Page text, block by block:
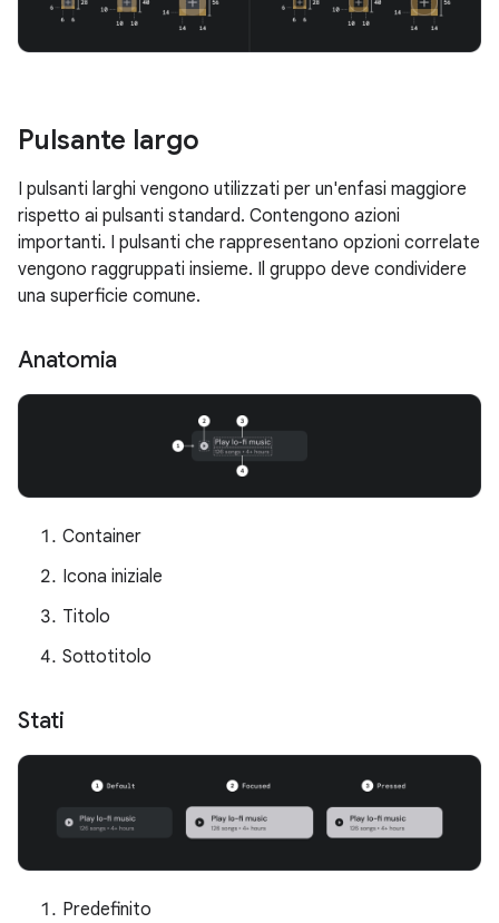
Pulsante largo
I pulsanti larghi vengono utilizzati per un'enfasi maggiore
rispetto ai pulsanti standard. Contengono azioni
importanti. I pulsanti che rappresentano opzioni correlate
vengono raggruppati insieme. Il gruppo deve condividere
una superficie comune.
Anatomia
Container
Icona iniziale
Titolo
Sottotitolo
Stati
Predefinito